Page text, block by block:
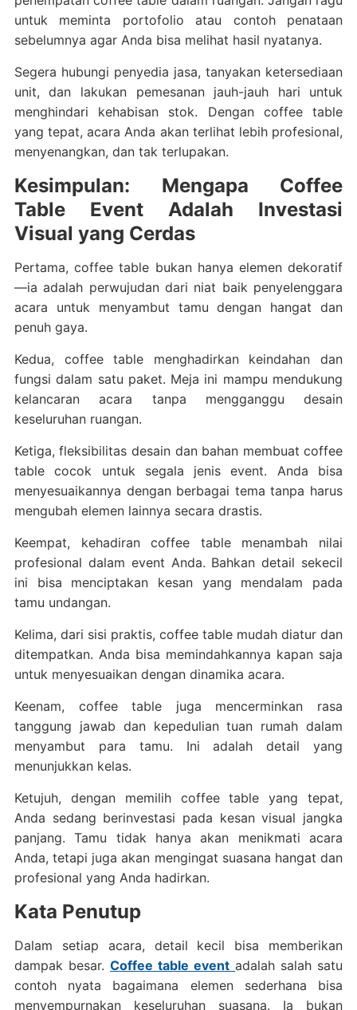
untuk meminta portofolio atau contoh penataan
sebelumnya agar Anda bisa melihat hasil nyatanya.
Segera hubungi penyedia jasa, tanyakan ketersediaan
unit, dan lakukan pemesanan jauh-jauh hari untuk
menghindari kehabisan stok. Dengan coffee table
yang tepat, acara Anda akan terlihat lebih profesional,
menyenangkan, dan tak terlupakan.
Kesimpulan: Mengapa Coffee
Table Event Adalah Investasi
Visual yang Cerdas
Pertama, coffee table bukan hanya elemen dekoratif
—ia adalah perwujudan dari niat baik penyelenggara
acara untuk menyambut tamu dengan hangat dan
penuh gaya.
Kedua, coffee table menghadirkan keindahan dan
fungsi dalam satu paket. Meja ini mampu mendukung
kelancaran acara tanpa mengganggu desain
keseluruhan ruangan.
Ketiga, fleksibilitas desain dan bahan membuat coffee
table cocok untuk segala jenis event. Anda bisa
menyesuaikannya dengan berbagai tema tanpa harus
mengubah elemen lainnya secara drastis.
Keempat, kehadiran coffee table menambah nilai
profesional dalam event Anda. Bahkan detail sekecil
ini bisa menciptakan kesan yang mendalam pada
tamu undangan.
Kelima, dari sisi praktis, coffee table mudah diatur dan
ditempatkan. Anda bisa memindahkannya kapan saja
untuk menyesuaikan dengan dinamika acara.
Keenam, coffee table juga mencerminkan rasa
tanggung jawab dan kepedulian tuan rumah dalam
menyambut para tamu. Ini adalah detail yang
menunjukkan kelas.
Ketujuh, dengan memilih coffee table yang tepat,
Anda sedang berinvestasi pada kesan visual jangka
panjang. Tamu tidak hanya akan menikmati acara
Anda, tetapi juga akan mengingat suasana hangat dan
profesional yang Anda hadirkan.
Kata Penutup
Dalam setiap acara, detail kecil bisa memberikan
dampak besar. Coffee table event adalah salah satu
contoh nyata bagaimana elemen sederhana bisa
menyempurnakan keseluruhan suasana. Ia bukan